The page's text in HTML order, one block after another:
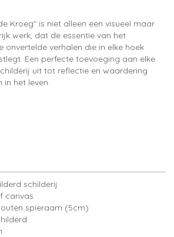
Kroeg" is niet alleen een visueel maar
werk, dat de essentie van het
onvertelde verhalen die in elke hoek
Een perfecte toevoeging aan elke
uit tot reflectie en waardering
in het leven.
schilderij
canvas
spieraam (5cm)